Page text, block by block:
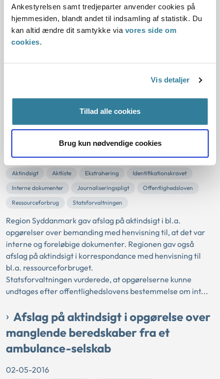
Ankestyrelsen samt tredjeparter anvender cookies på
hjemmesiden, blandt andet til indsamling af statistik. Du
kan altid ændre dit samtykke via vores side om
cookies.
Vis detaljer
Tillad alle cookies
Brug kun nødvendige cookies
Statsforvaltningen
Københavns Kommune havde givet afslag på dataudtræk af
en række oplysninger om arbejds- og lønforhold for
være for ressourcekrævende på grund af
Statsforvaltningen vurderede, at offentlighedslovens § 41
ikke fandt anvendelse, men at under...
Afslag på aktindsigt om et
ambulance-selskab
02-05-2016
Aktindsigt Aktliste Ekstrahering
Identifikationskravet
Interne dokumenter
Journaliseringspligt
Offentlighedsloven
Ressourceforbrug
Statsforvaltningen
Region Syddanmark gav afslag på aktindsigt i bl.a.
opgørelser over bemanding med henvisning til, at det var
interne og foreløbige dokumenter. Regionen gav også
afslag på aktindsigt i korrespondance med henvisning til
bl.a. ressourceforbruget.
Statsforvaltningen vurderede, at opgørelserne kunne
undtages efter offentlighedslovens bestemmelse om int...
Afslag på aktindsigt i opgørelse over
manglende beredskaber fra et
ambulance-selskab
02-05-2016